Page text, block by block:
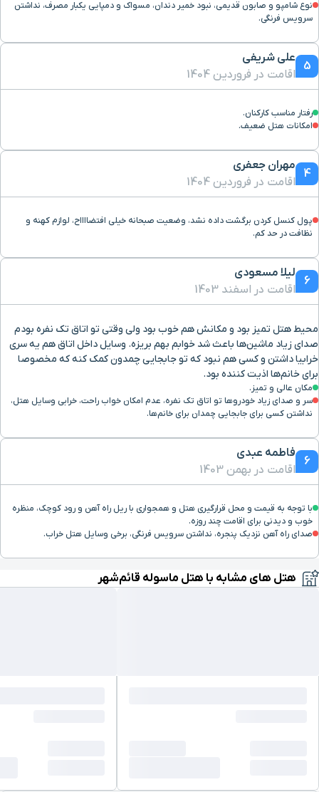
نوع شامپو و صابون قدیمی، نبود خمیر دندان، مسواک و دمپایی یکبار مصرف، نداشتن
سرویس فرنگی.
5
علی شریفی
اقامت در فروردین 1404
رفتار مناسب کارکنان.
امکانات هتل ضعیف.
4
مهران جعفری
اقامت در فروردین 1404
پول کنسل کردن برگشت داده نشد، وضعیت صبحانه خیلی افتضااااح، لوازم کهنه و
نظافت در حد کم.
6
لیلا مسعودی
اقامت در اسفند 1403
محیط هتل تمیز بود و مکانش هم خوب بود ولی وقتی تو اتاق تک نفره بودم
صدای زیاد ماشین‌ها باعث شد خوابم بهم بریزه. وسایل داخل اتاق هم یه سری
خرابیا داشتن و کسی هم نبود که تو جابجایی چمدون کمک کنه که مخصوصا
برای خانم‌ها اذیت کننده بود.
مکان عالی و تمیز.
سر و صدای زیاد خودروها تو اتاق تک نفره، عدم امکان خواب راحت، خرابی وسایل هتل،
نداشتن کسی برای جابجایی چمدان برای خانم‌ها.
6
فاطمه عبدی
اقامت در بهمن 1403
با توجه به قیمت و محل قرارگیری هتل و همجواری با ریل راه آهن و رود کوچک، منظره
خوب و دیدنی برای اقامت چند روزه.
صدای راه آهن نزدیک پنجره، نداشتن سرویس فرنگی، برخی وسایل هتل خراب.
هتل های مشابه با هتل ماسوله قائم‌شهر